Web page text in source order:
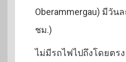
Oberammergau) มีวัน
ชม.)
ไม่มีรถไฟไปถึงโดยตร